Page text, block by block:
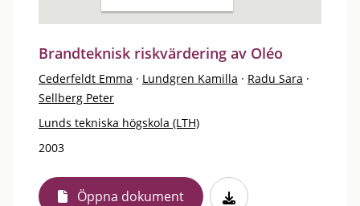
Brandteknisk riskvärdering av Oléo
Cederfeldt Emma · Lundgren Kamilla · Radu Sara ·
Sellberg Peter
Lunds tekniska högskola (LTH)
2003
Öppna dokument